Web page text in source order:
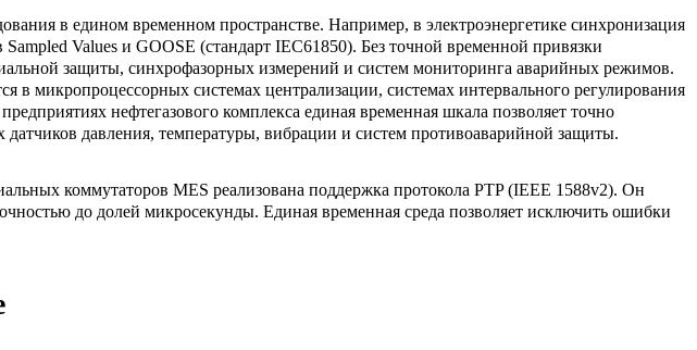
в едином временном пространстве. Например, в электроэнергетике синхронизация
Values и GOOSE (стандарт IEC61850). Без точной временной привязки
защиты, синхрофазорных измерений и систем мониторинга аварийных режимов.
в микропроцессорных системах централизации, системах интервального регулирования
нефтегазового комплекса единая временная шкала позволяет точно
давления, температуры, вибрации и систем противоаварийной защиты.
коммутаторов MES реализована поддержка протокола PTP (IEEE 1588v2). Он
до долей микросекунды. Единая временная среда позволяет исключить ошибки